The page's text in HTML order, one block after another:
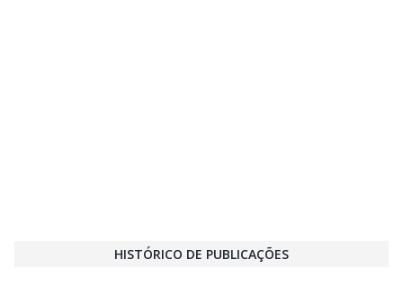
HISTÓRICO DE PUBLICAÇÕES